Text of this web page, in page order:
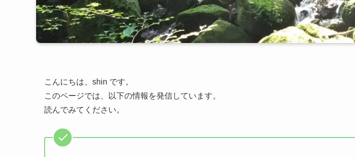
こんにちは、shin です。
このページでは、以下の情報を発信しています。
読んでみてください。